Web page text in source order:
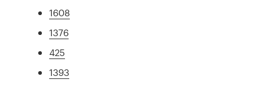
1608
1376
425
1393